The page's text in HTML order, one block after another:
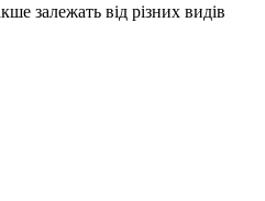
залежать від різних видів